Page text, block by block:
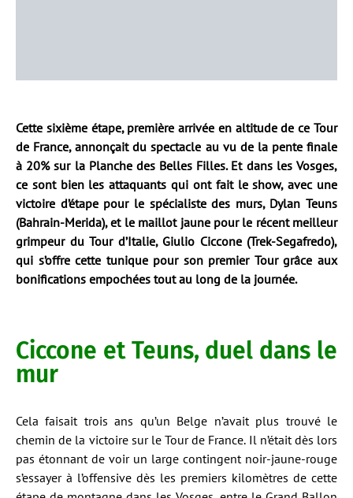
Cette sixième étape, première arrivée en altitude de ce Tour
de France, annonçait du spectacle au vu de la pente finale
à 20% sur la Planche des Belles Filles. Et dans les Vosges,
ce sont bien les attaquants qui ont fait le show, avec une
victoire d’étape pour le spécialiste des murs, Dylan Teuns
(Bahrain-Merida), et le maillot jaune pour le récent meilleur
grimpeur du Tour d’Italie, Giulio Ciccone (Trek-Segafredo),
qui s’offre cette tunique pour son premier Tour grâce aux
bonifications empochées tout au long de la journée.
Ciccone et Teuns, duel dans le
mur
Cela faisait trois ans qu’un Belge n’avait plus trouvé le
chemin de la victoire sur le Tour de France. Il n’était dès lors
pas étonnant de voir un large contingent noir-jaune-rouge
s’essayer à l’offensive dès les premiers kilomètres de cette